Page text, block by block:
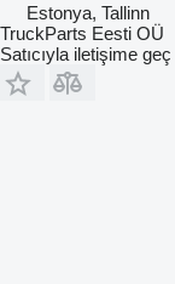
Estonya, Tallinn
TruckParts Eesti OÜ
Satıcıyla iletişime geç